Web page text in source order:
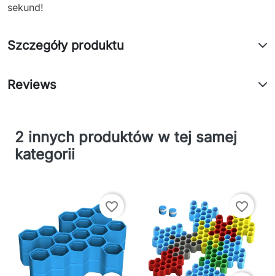
sekund!
Szczegóły produktu
Reviews
2 innych produktów w tej samej
kategorii
favorite_border favorite_border